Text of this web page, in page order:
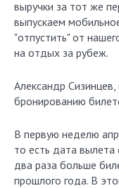
выручки за тот же
выпускаем
"отпустить" от
на отдых за рубеж.
Александр
бронированию
В первую неделю
то есть дата вылета
два раза больше
прошлого года. В